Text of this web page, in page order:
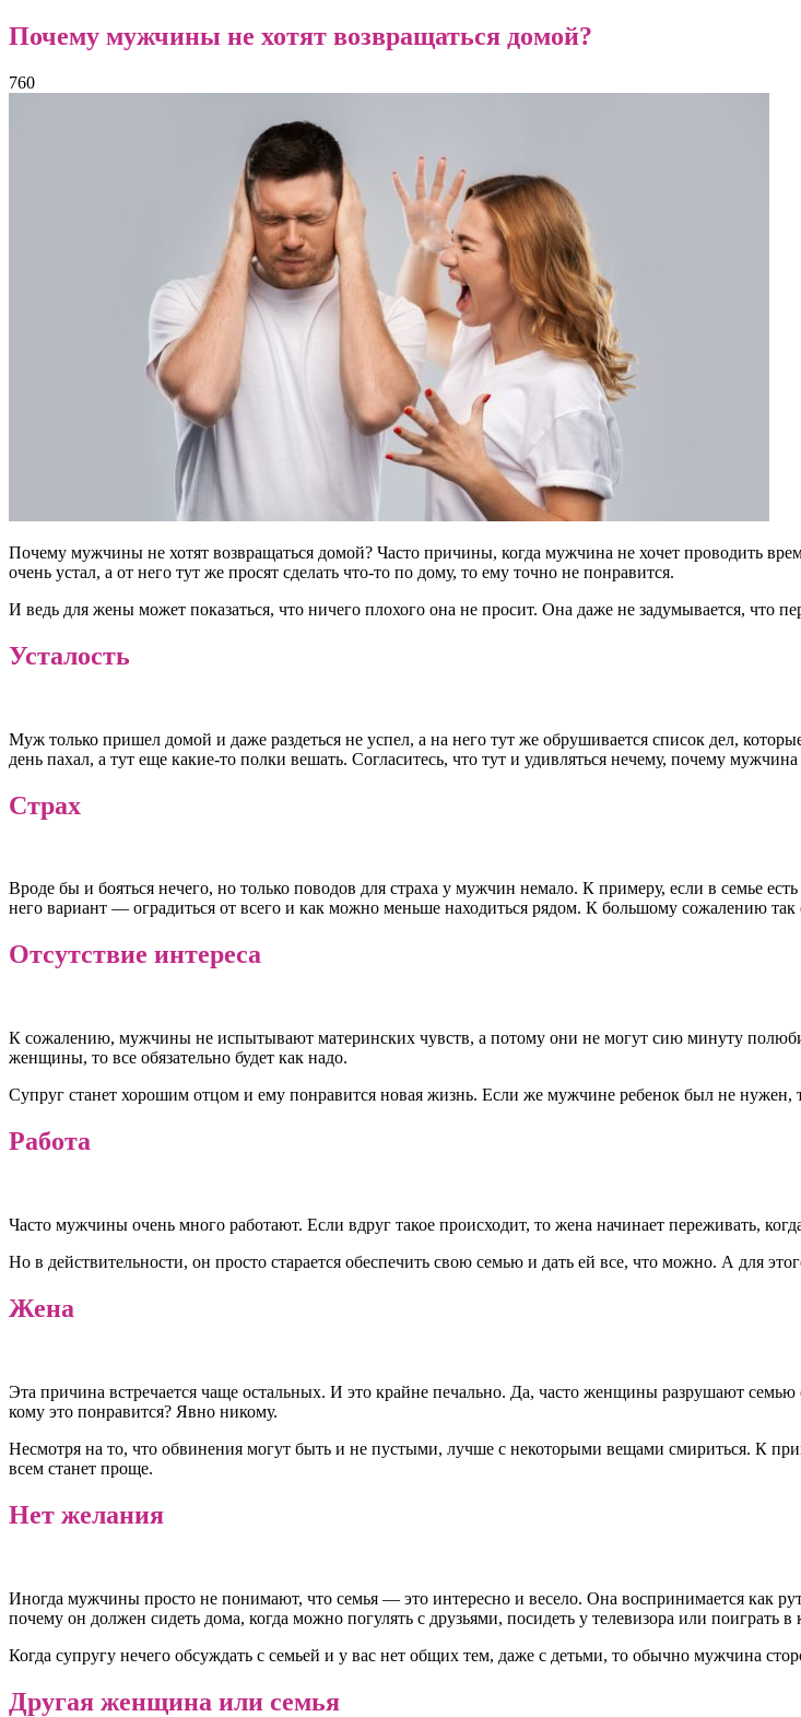
Почему мужчины не хотят возвращаться домой?
760
Почему мужчины не хотят возвращаться домой? Часто причины, когда мужчина не хочет проводить
очень устал, а от него тут же просят сделать что-то по дому, то ему точно не понравится.
И ведь для жены может показаться, что ничего плохого она не просит. Она даже не задумывается, что
Усталость
Муж только пришел домой и даже раздеться не успел, а на него тут же обрушивается список дел,
день пахал, а тут еще какие-то полки вешать. Согласитесь, что тут и удивляться нечему, почему
Страх
Вроде бы и бояться нечего, но только поводов для страха у мужчин немало. К примеру, если в семье
него вариант — оградиться от всего и как можно меньше находиться рядом. К большому сожалению
Отсутствие интереса
К сожалению, мужчины не испытывают материнских чувств, а потому они не могут сию минуту
женщины, то все обязательно будет как надо.
Супруг станет хорошим отцом и ему понравится новая жизнь. Если же мужчине ребенок был не нужен,
Работа
Часто мужчины очень много работают. Если вдруг такое происходит, то жена начинает переживать,
Но в действительности, он просто старается обеспечить свою семью и дать ей все, что можно. А для
Жена
Эта причина встречается чаще остальных. И это крайне печально. Да, часто женщины разрушают
кому это понравится? Явно никому.
Несмотря на то, что обвинения могут быть и не пустыми, лучше с некоторыми вещами смириться. К
всем станет проще.
Нет желания
Иногда мужчины просто не понимают, что семья — это интересно и весело. Она воспринимается как
почему он должен сидеть дома, когда можно погулять с друзьями, посидеть у телевизора или поиграть в
Когда супругу нечего обсуждать с семьей и у вас нет общих тем, даже с детьми, то обычно мужчина
Другая женщина или семья